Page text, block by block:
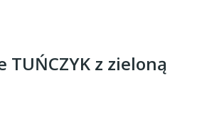
TUŃCZYK z zieloną